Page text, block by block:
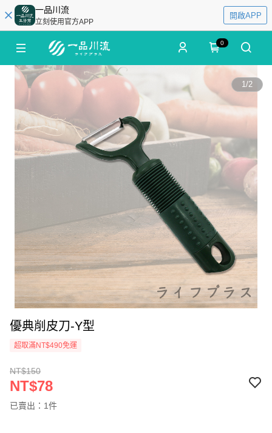
一品川流
立刻使用官方APP
開啟APP
0
1/2
優典削皮刀-Y型
超取滿NT$490免運
NT$150
NT$78
已賣出：1件